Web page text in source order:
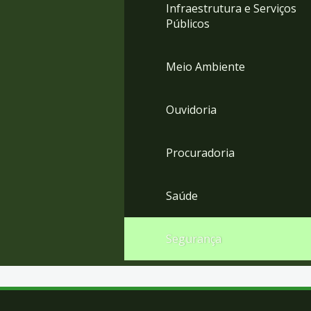
Infraestrutura e Serviços
Públicos
Meio Ambiente
Ouvidoria
Procuradoria
Saúde
Segurança